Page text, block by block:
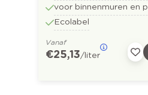
voor binnenmuren en
Ecolabel
Vanaf
€ 25,13/liter